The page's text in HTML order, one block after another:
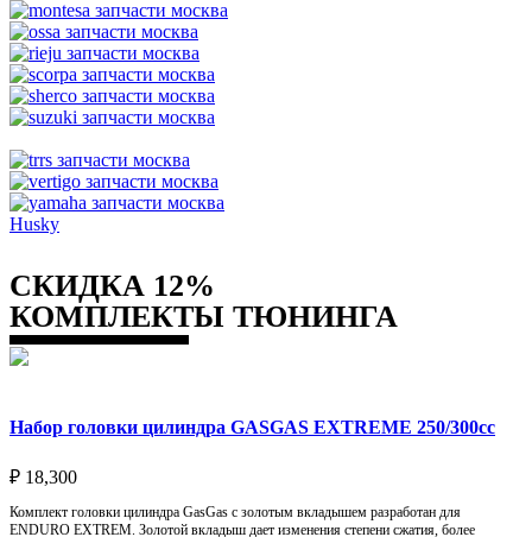
Husky
СКИДКА 12%
КОМПЛЕКТЫ ТЮНИНГА
Набор головки цилиндра GASGAS EXTREME 250/300cc
₽ 18,300
Комплект головки цилиндра GasGas с золотым вкладышем разработан для
ENDURO EXTREM. Золотой вкладыш дает изменения степени сжатия, более